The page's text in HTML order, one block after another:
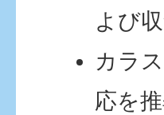
よび
カラ
応を